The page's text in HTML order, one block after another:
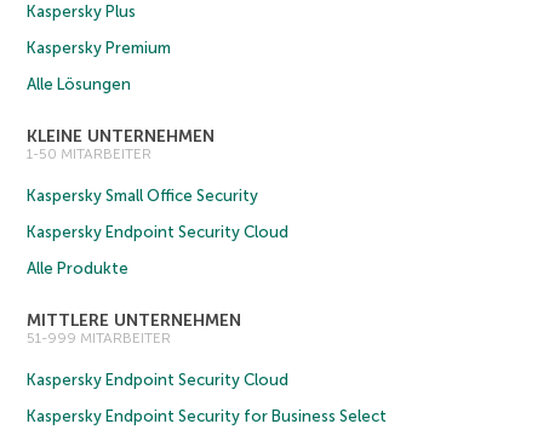
Kaspersky Plus
Kaspersky Premium
Alle Lösungen
KLEINE UNTERNEHMEN
1-50 MITARBEITER
Kaspersky Small Office Security
Kaspersky Endpoint Security Cloud
Alle Produkte
MITTLERE UNTERNEHMEN
51-999 MITARBEITER
Kaspersky Endpoint Security Cloud
Kaspersky Endpoint Security for Business Select